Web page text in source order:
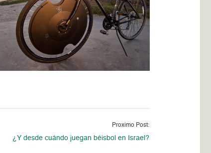
Proximo Post:
¿Y desde cuándo juegan béisbol en Israel?